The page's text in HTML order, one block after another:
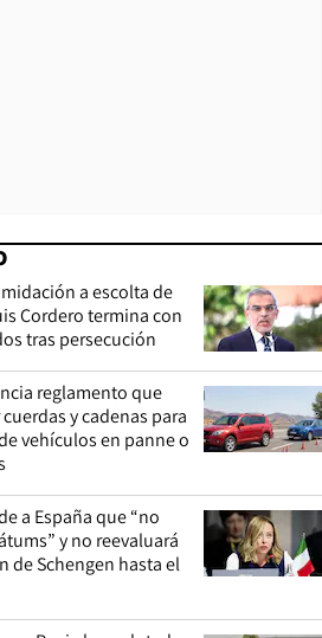
a escolta de
Cordero termina con
tras persecución
reglamento que
y cadenas para
vehículos en panne o
a España que “no
y no reevaluará
de Schengen hasta el